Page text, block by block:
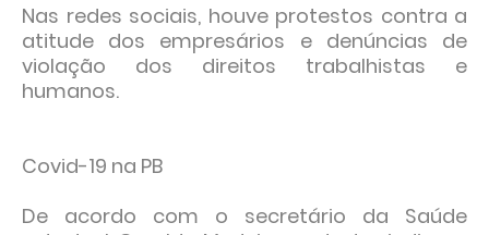
Nas redes sociais, houve protestos contra a
atitude dos empresários e denúncias de
violação dos direitos trabalhistas e
humanos.
Covid-19 na PB
De acordo com o secretário da Saúde